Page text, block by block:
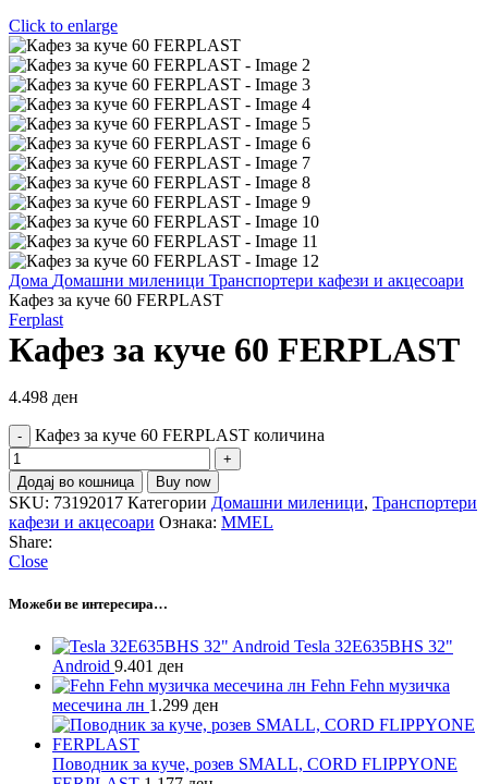
Click to enlarge
Дома Домашни миленици Транспортери кафези и акцесоари
Кафез за куче 60 FERPLAST
Ferplast
Кафез за куче 60 FERPLAST
4.498 ден
Кафез за куче 60 FERPLAST количина
Додај во кошница Buy now
SKU: 73192017 Категории Домашни миленици, Транспортери
кафези и акцесоари Ознака: MMEL
Share:
Close
Можеби ве интересира…
Tesla 32E635BHS 32"
Android 9.401 ден
Fehn Fehn музичка
месечина лн 1.299 ден
Поводник за куче, розев SMALL, CORD FLIPPYONE